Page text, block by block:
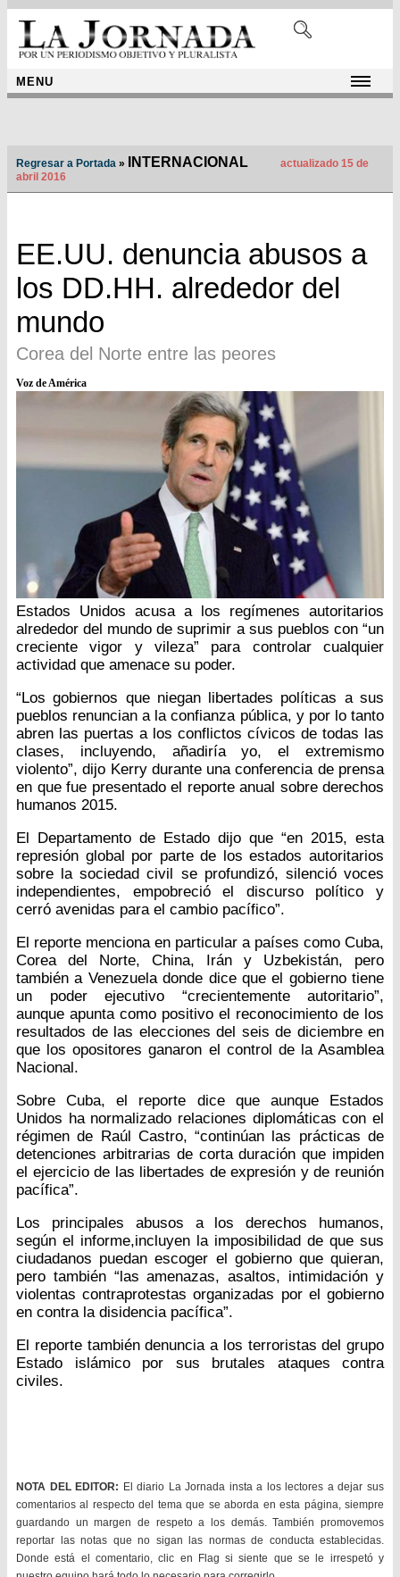
MENU
Regresar a Portada » INTERNACIONAL
actualizado 15 de
abril 2016
EE.UU. denuncia abusos a
los DD.HH. alrededor del
mundo
Corea del Norte entre las peores
Voz de América
Estados Unidos acusa a los regímenes autoritarios
alrededor del mundo de suprimir a sus pueblos con “un
creciente vigor y vileza” para controlar cualquier
actividad que amenace su poder.
“Los gobiernos que niegan libertades políticas a sus
pueblos renuncian a la confianza pública, y por lo tanto
abren las puertas a los conflictos cívicos de todas las
clases, incluyendo, añadiría yo, el extremismo
violento”, dijo Kerry durante una conferencia de prensa
en que fue presentado el reporte anual sobre derechos
humanos 2015.
El Departamento de Estado dijo que “en 2015, esta
represión global por parte de los estados autoritarios
sobre la sociedad civil se profundizó, silenció voces
independientes, empobreció el discurso político y
cerró avenidas para el cambio pacífico”.
El reporte menciona en particular a países como Cuba,
Corea del Norte, China, Irán y Uzbekistán, pero
también a Venezuela donde dice que el gobierno tiene
un poder ejecutivo “crecientemente autoritario”,
aunque apunta como positivo el reconocimiento de los
resultados de las elecciones del seis de diciembre en
que los opositores ganaron el control de la Asamblea
Nacional.
Sobre Cuba, el reporte dice que aunque Estados
Unidos ha normalizado relaciones diplomáticas con el
régimen de Raúl Castro, “continúan las prácticas de
detenciones arbitrarias de corta duración que impiden
el ejercicio de las libertades de expresión y de reunión
pacífica”.
Los principales abusos a los derechos humanos,
según el informe,incluyen la imposibilidad de que sus
ciudadanos puedan escoger el gobierno que quieran,
pero también “las amenazas, asaltos, intimidación y
violentas contraprotestas organizadas por el gobierno
en contra la disidencia pacífica”.
El reporte también denuncia a los terroristas del grupo
Estado islámico por sus brutales ataques contra
civiles.
NOTA DEL EDITOR: El diario La Jornada insta a los lectores a dejar sus
comentarios al respecto del tema que se aborda en esta página, siempre
guardando un margen de respeto a los demás. También promovemos
reportar las notas que no sigan las normas de conducta establecidas.
Donde está el comentario, clic en Flag si siente que se le irrespetó y